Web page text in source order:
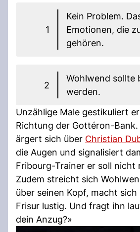
1
Kein Problem.
Emotionen, die
gehören.
2
Wohlwend sollte
werden.
Unzählige Male gestikuliert
Richtung der Gottéron-Bank.
ärgert sich über Christian
die Augen und signalisiert
Fribourg-Trainer er soll nicht
Zudem streicht sich
über seinen Kopf, macht sich
Frisur lustig. Und fragt ihn
dein Anzug?»